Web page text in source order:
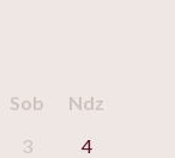
Sob
Ndz
3
4